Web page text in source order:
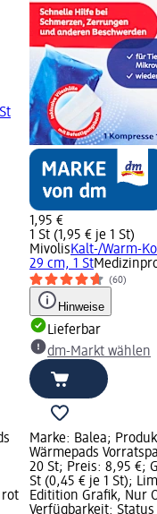
1,95 €
1 St (1,95 € je 1 St)
MivolisKalt-/Warm-
29 cm, 1 St
(60)
Hinweise
Lieferbar
dm-Markt wählen
rot
Marke: Balea;
Wärmepads
20 St; Preis: 8,95 €;
St (0,45 € je 1 St);
Editition Grafik, Nur
Verfügbarkeit: